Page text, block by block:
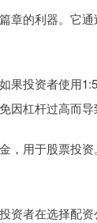
章的利器。它
果投资者使用
因杠杆过高而导
，用于股票投
资者在选择配